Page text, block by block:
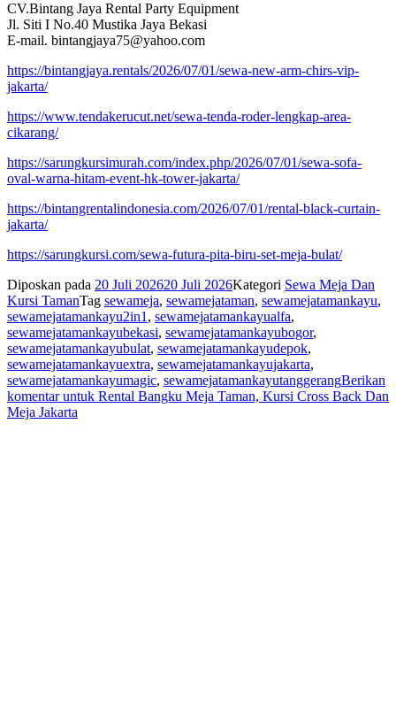
CV.Bintang Jaya Rental Party Equipment
Jl. Siti I No.40 Mustika Jaya Bekasi
E-mail. bintangjaya75@yahoo.com
https://bintangjaya.rentals/2026/07/01/sewa-new-arm-chirs-vip-
jakarta/
https://www.tendakerucut.net/sewa-tenda-roder-lengkap-area-
cikarang/
https://sarungkursimurah.com/index.php/2026/07/01/sewa-sofa-
oval-warna-hitam-event-hk-tower-jakarta/
https://bintangrentalindonesia.com/2026/07/01/rental-black-curtain-
jakarta/
https://sarungkursi.com/sewa-futura-pita-biru-set-meja-bulat/
Diposkan pada 20 Juli 202620 Juli 2026Kategori Sewa Meja Dan
Kursi TamanTag sewameja, sewamejataman, sewamejatamankayu,
sewamejatamankayu2in1 , sewamejatamankayualfa,
sewamejatamankayubekasi, sewamejatamankayubogor,
sewamejatamankayubulat, sewamejatamankayudepok,
sewamejatamankayuextra, sewamejatamankayujakarta,
sewamejatamankayumagic, sewamejatamankayutanggerangBerikan
komentaruntuk Rental Bangku Meja Taman, Kursi Cross Back Dan
Meja Jakarta